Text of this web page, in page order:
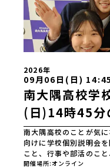
2026年
09月06日(日)
南大隅高校学
(日)14時45分
南大隅高校のことが気
向けに学校個別説明会
こと、行事や部活のこ
など何でもお答えしま
開催場所 オンライン